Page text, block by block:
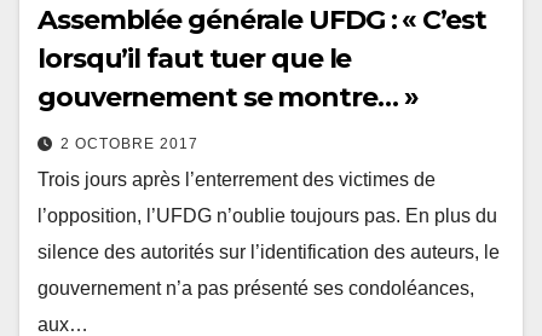
Assemblée générale UFDG : « C’est
lorsqu’il faut tuer que le
gouvernement se montre… »
2 OCTOBRE 2017
Trois jours après l’enterrement des victimes de
l’opposition, l’UFDG n’oublie toujours pas. En plus du
silence des autorités sur l’identification des auteurs, le
gouvernement n’a pas présenté ses condoléances,
aux…